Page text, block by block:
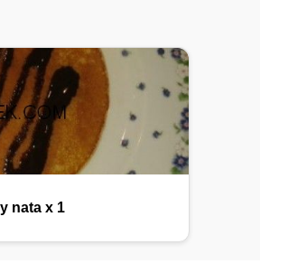
nata x 1